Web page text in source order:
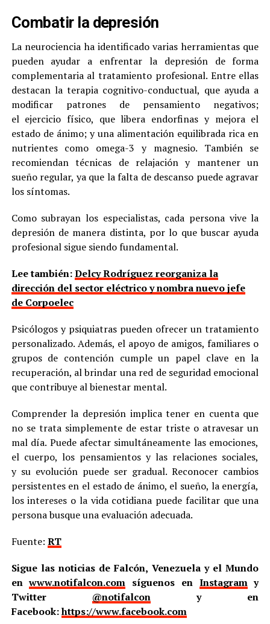
Combatir la depresión
La neurociencia ha identificado varias herramientas que
pueden ayudar a enfrentar la depresión de forma
complementaria al tratamiento profesional. Entre ellas
destacan la terapia cognitivo-conductual, que ayuda a
modificar patrones de pensamiento negativos;
el ejercicio físico, que libera endorfinas y mejora el
estado de ánimo; y una alimentación equilibrada rica en
nutrientes como omega-3 y magnesio. También se
recomiendan técnicas de relajación y mantener un
sueño regular, ya que la falta de descanso puede agravar
los síntomas.
Como subrayan los especialistas, cada persona vive la
depresión de manera distinta, por lo que buscar ayuda
profesional sigue siendo fundamental.
Lee también:Delcy Rodríguez reorganiza la
dirección del sector eléctrico y nombra nuevo jefe
de Corpoelec
Psicólogos y psiquiatras pueden ofrecer un tratamiento
personalizado. Además, el apoyo de amigos, familiares o
grupos de contención cumple un papel clave en la
recuperación, al brindar una red de seguridad emocional
que contribuye al bienestar mental.
Comprender la depresión implica tener en cuenta que
no se trata simplemente de estar triste o atravesar un
mal día. Puede afectar simultáneamente las emociones,
el cuerpo, los pensamientos y las relaciones sociales,
y su evolución puede ser gradual. Reconocer cambios
persistentes en el estado de ánimo, el sueño, la energía,
los intereses o la vida cotidiana puede facilitar que una
persona busque una evaluación adecuada.
Fuente: RT
Sigue las noticias de Falcón, Venezuela y el Mundo
enwww.notifalcon.com síguenos en Instagramy
Twitter @notifalcony en
Facebook:https://www.facebook.com